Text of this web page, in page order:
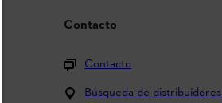
Contacto
Contacto
Búsqueda de distribuidores